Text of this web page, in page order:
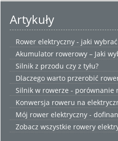
Artykuły
Rower elektryczny - jaki
Akumulator rowerowy – Jaki
Silnik z przodu czy z tyłu?
Dlaczego warto przerobić
Silnik w rowerze - porównanie
Konwersja roweru na
Mój rower elektryczny -
Zobacz wszystkie rowery